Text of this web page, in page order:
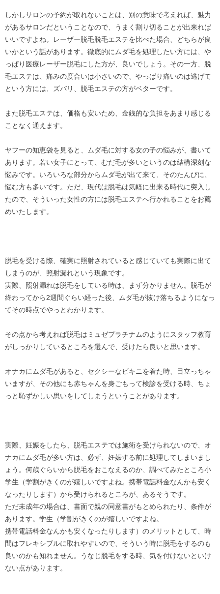
しかしサロンの予約が取れないことは、別の意味で考えれば、魅力
があるサロンだということなので、うまく割り切ることが出来れば
いいですよね。レーザー脱毛脱毛エステを比べた場合、どちらが良
いかという話があります。徹底的にムダ毛を処理したい方には、や
っぱり医療レーザー脱毛にした方が、良いでしょう。その一方、脱
毛エステは、痛みの度合いは小さいので、やっぱり痛いのは逃げて
という方には、ズバリ、脱毛エステの方がベターです。
また脱毛エステは、価格も安いため、金銭的な負担をあまり感じる
ことなく通えます。
ヤフーの知恵袋を見ると、ムダ毛に対する女の子の悩みが、書いて
あります。若い女子にとって、むだ毛が多いというのは結構深刻な
悩みです。いろいろな部分からムダ毛が出て来て、そのたんびに、
悩む方も多いです。ただ、現代は脱毛は気軽に出来る時代に突入し
たので、そういった女性の方には脱毛エステへ行かれることをお薦
めいたします。
脱毛を受ける際、確実に照射されていると感じていても実際に出て
しまうのが、照射漏れという現象です。
実際、照射漏れは脱毛をしている時は、まず分かりません。脱毛が
終わってから2週間ぐらい経った後、ムダ毛が抜け落ちるようになっ
てその時点でやっとわかります。
その点から考えれば脱毛はミュゼプラチナムのようにスタッフ教育
がしっかりしているところを選んで、受けたら良いと思います。
オナカにムダ毛があると、セクシーなビキニを着た時、目立っちゃ
いますが、その他にも赤ちゃんを身ごもって検診を受ける時、ちょ
っと恥ずかしい思いをしてしまうということがあります。
実際、妊娠をしたら、脱毛エステでは施術を受けられないので、オ
ナカにムダ毛が多い方は、必ず、妊娠する前に処理してしまいまし
ょう。何歳ぐらいから脱毛をおこなえるのか、調べてみたところ小
学生（学割がきくのが嬉しいですよね。携帯電話料金なんかも安く
なったりします）から受けられるところが、あるそうです。
ただ未成年の場合は、書面で親の同意書がもとめられたり、条件が
あります。学生（学割がきくのが嬉しいですよね。
携帯電話料金なんかも安くなったりします）のメリットとして、時
間はフレキシブルに取れやすいので、そういう時に脱毛をするのも
良いのかも知れません。うなじ脱毛をする時、気を付けないといけ
ない点があります。